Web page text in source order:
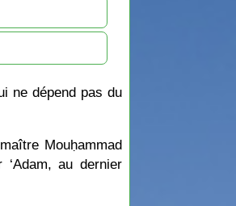
ne dépend pas du
Mouḥammad
au dernier